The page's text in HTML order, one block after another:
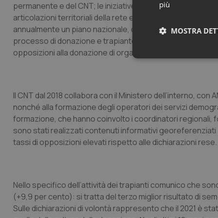
permanente e del CNT; le iniziative di volta in volta
articolazioni territoriali della rete e dalle associazioni di
annualmente un piano nazionale, che tiene conto delle
processo di donazione e trapianto. Le attività di
opposizioni alla donazione di organi, significative in
Il CNT dal 2018 collabora con il Ministero dell’interno,
nonché alla formazione degli operatori dei servizi
formazione, che hanno coinvolto i coordinatori
sono stati realizzati contenuti informativi georeferenziati
tassi di opposizioni elevati rispetto alle dichiarazioni rese.
Nello specifico dell’attività dei trapianti comunico che
(+9,9 per cento): si tratta del terzo miglior risultato di
Sulle dichiarazioni di volontà rappresento che il 2021 è
più
MOSTRA
I cookie necessari